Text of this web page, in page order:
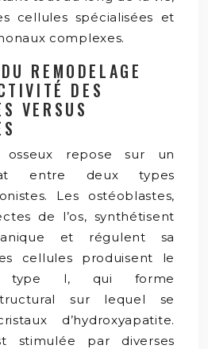
cellules spécialisées et
complexes.
REMODELAGE
DES
VERSUS
osseux repose sur un
entre deux types
Les ostéoblastes,
de l’os, synthétisent
et régulent sa
cellules produisent le
type I, qui forme
sur lequel se
d’hydroxyapatite.
stimulée par diverses